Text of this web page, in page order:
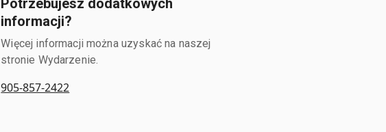
informacji?
Więcej informacji można uzyskać na naszej
stronie Wydarzenie.
905-857-2422